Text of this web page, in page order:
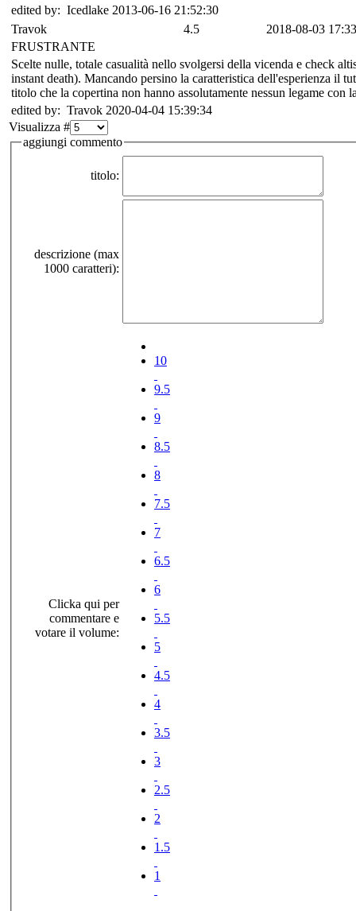
edited by: Icedlake 2013-06-16 21:52:30
Travok
4.5
2018-08-03
FRUSTRANTE
Scelte nulle, totale casualità nello svolgersi della vicenda e check
instant death). Mancando persino la caratteristica dell'esperienza il
titolo che la copertina non hanno assolutamente nessun legame con
edited by: Travok 2020-04-04 15:39:34
Visualizza #
aggiungi commento
titolo:
descrizione (max
1000 caratteri):
Clicka qui per
commentare e
votare il volume:
10
9.5
9
8.5
8
7.5
7
6.5
6
5.5
5
4.5
4
3.5
3
2.5
2
1.5
1